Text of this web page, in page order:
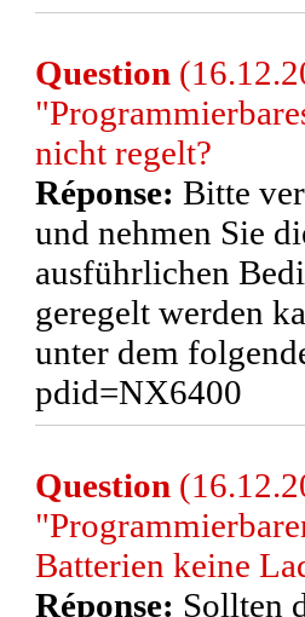
Question
nicht regelt?
Réponse: Bitte
und nehmen Sie
ausführlichen
geregelt werden
unter dem
pdid=NX6400
Question
Batterien keine
Réponse: Sollten